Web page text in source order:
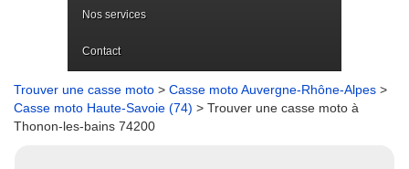
Nos services
Contact
Trouver une casse moto > Casse moto Auvergne-Rhône-Alpes >
Casse moto Haute-Savoie (74) > Trouver une casse moto à
Thonon-les-bains 74200